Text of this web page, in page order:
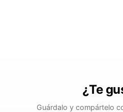
¿Te
Guárdalo y compártelo